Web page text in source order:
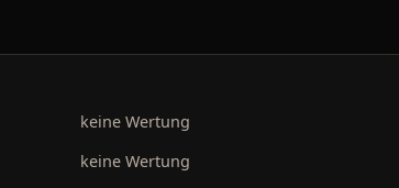
keine Wertung
keine Wertung